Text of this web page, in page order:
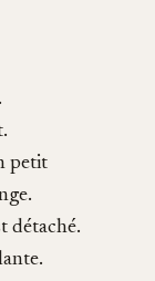
petit
détaché.